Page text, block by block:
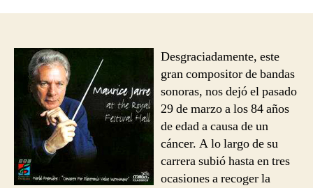
De
Arabia
Desgraciadamente, este
gran compositor de bandas
sonoras, nos dejó el pasado
29 de marzo a los 84 años
de edad a causa de un
cáncer. A lo largo de su
carrera subió hasta en tres
ocasiones a recoger la